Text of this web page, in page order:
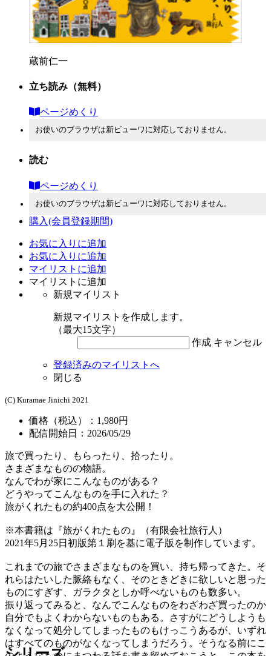
蔵前仁一
立ち読み （無料）
ページめくり
お使いのブラウザは新ビューワに対応しておりません。
読む
ページめくり
お使いのブラウザは新ビューワに対応しておりません。
購入(会員登録期間)
お気に入りに追加
お気に入りに追加
マイリストに追加
マイリストに追加
新規マイリスト
新規マイリストを作成します。
（最大15文字）
作成 キャンセル
登録済みのマイリストへ
閉じる
(C) Kuramae Jinichi 2021
価格（税込）：1,980円
配信開始日：2026/05/29
旅で買ったり、もらったり、拾ったり。
さまざまなものの物語。
なんでわが家にこんなものがある？
どうやってこんなものを手に入れた？
旅がくれたもの約400点を大公開！
※本書籍は『旅がくれたもの』（有限会社旅行人）
2021年5月25日初版第１刷を基に電子版を制作しています。
これまでの旅でさまざまなものを買い、持ち帰ってきた。そ
れらはたいした脈絡もなく、そのときどきに欲しいと思った
ものにすぎす、ガラクタとしか呼べないものも数多い。
振り返ってみると、なんでこんなものをわざわざ買ったのか
自分でもよくわからないものもある。さすがにどうしようも
なくなって処分してしまったものもけっこうあるが、いずれ
はすべてのものがなくなってしまうだろう。そうなる前にこ